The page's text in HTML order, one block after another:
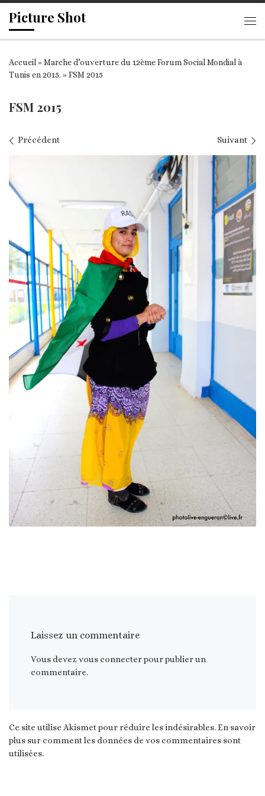
Passer au contenu
Picture Shot
Accueil» Marche d’ouverture du 12ème Forum Social Mondial à
Tunis en 2015. » FSM 2015
FSM 2015
Navigation des images
Précédent Suivant
Laissez un commentaire
Vous devez vous connecterpour publier un
commentaire.
Ce site utilise Akismet pour réduire les indésirables.En savoir
plus sur comment les données de vos commentaires sont
utilisées.